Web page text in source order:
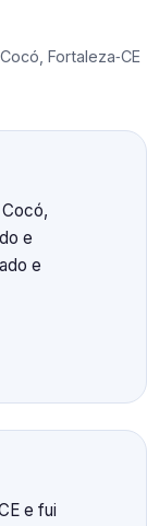
Cocó, Fortaleza‑CE
e
e
e fui